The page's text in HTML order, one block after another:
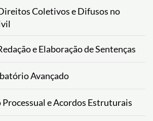
Coletivos e Difusos no
e Elaboração de Sentenças
Avançado
Processual e Acordos Estruturais